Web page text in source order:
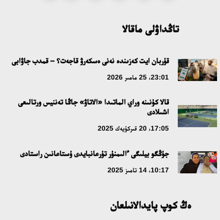
18:59، 20 شىلدە 2026
مە؟
18:16، 20 شىلدە 2026
ۇلتتىق ءارحيۆتىڭ اشىلعانىنا 20 جىل: نەگىزگى جەتىستىكتەرى مەن
دامۋ باعىتى
مەملەكەت باسشىسى كوبەيتۇز كولىنىڭ جاي-كۇيىنە نازار اۋداردى
تاڭداۋلى ماقالا
قۇربان ايت كەزىندە نەنى ەسكەرۋ قاجەت؟ – قمدب جاۋابى
23:01، 25 مامىر 2026
قالا كۇنىنە وراي الماتىدا «الاتاۋ» جاڭا تەننيس ورتالىعى
اشىلادى
17:05، 20 قىركۇيەك 2025
جۇڭگو بيلىگى ءالىمنۇر تۇرعانبايدى ۇستاعانىن راستادى
10:17، 14 تامىز 2025
ەڭ كوپ پايدالانىلعان